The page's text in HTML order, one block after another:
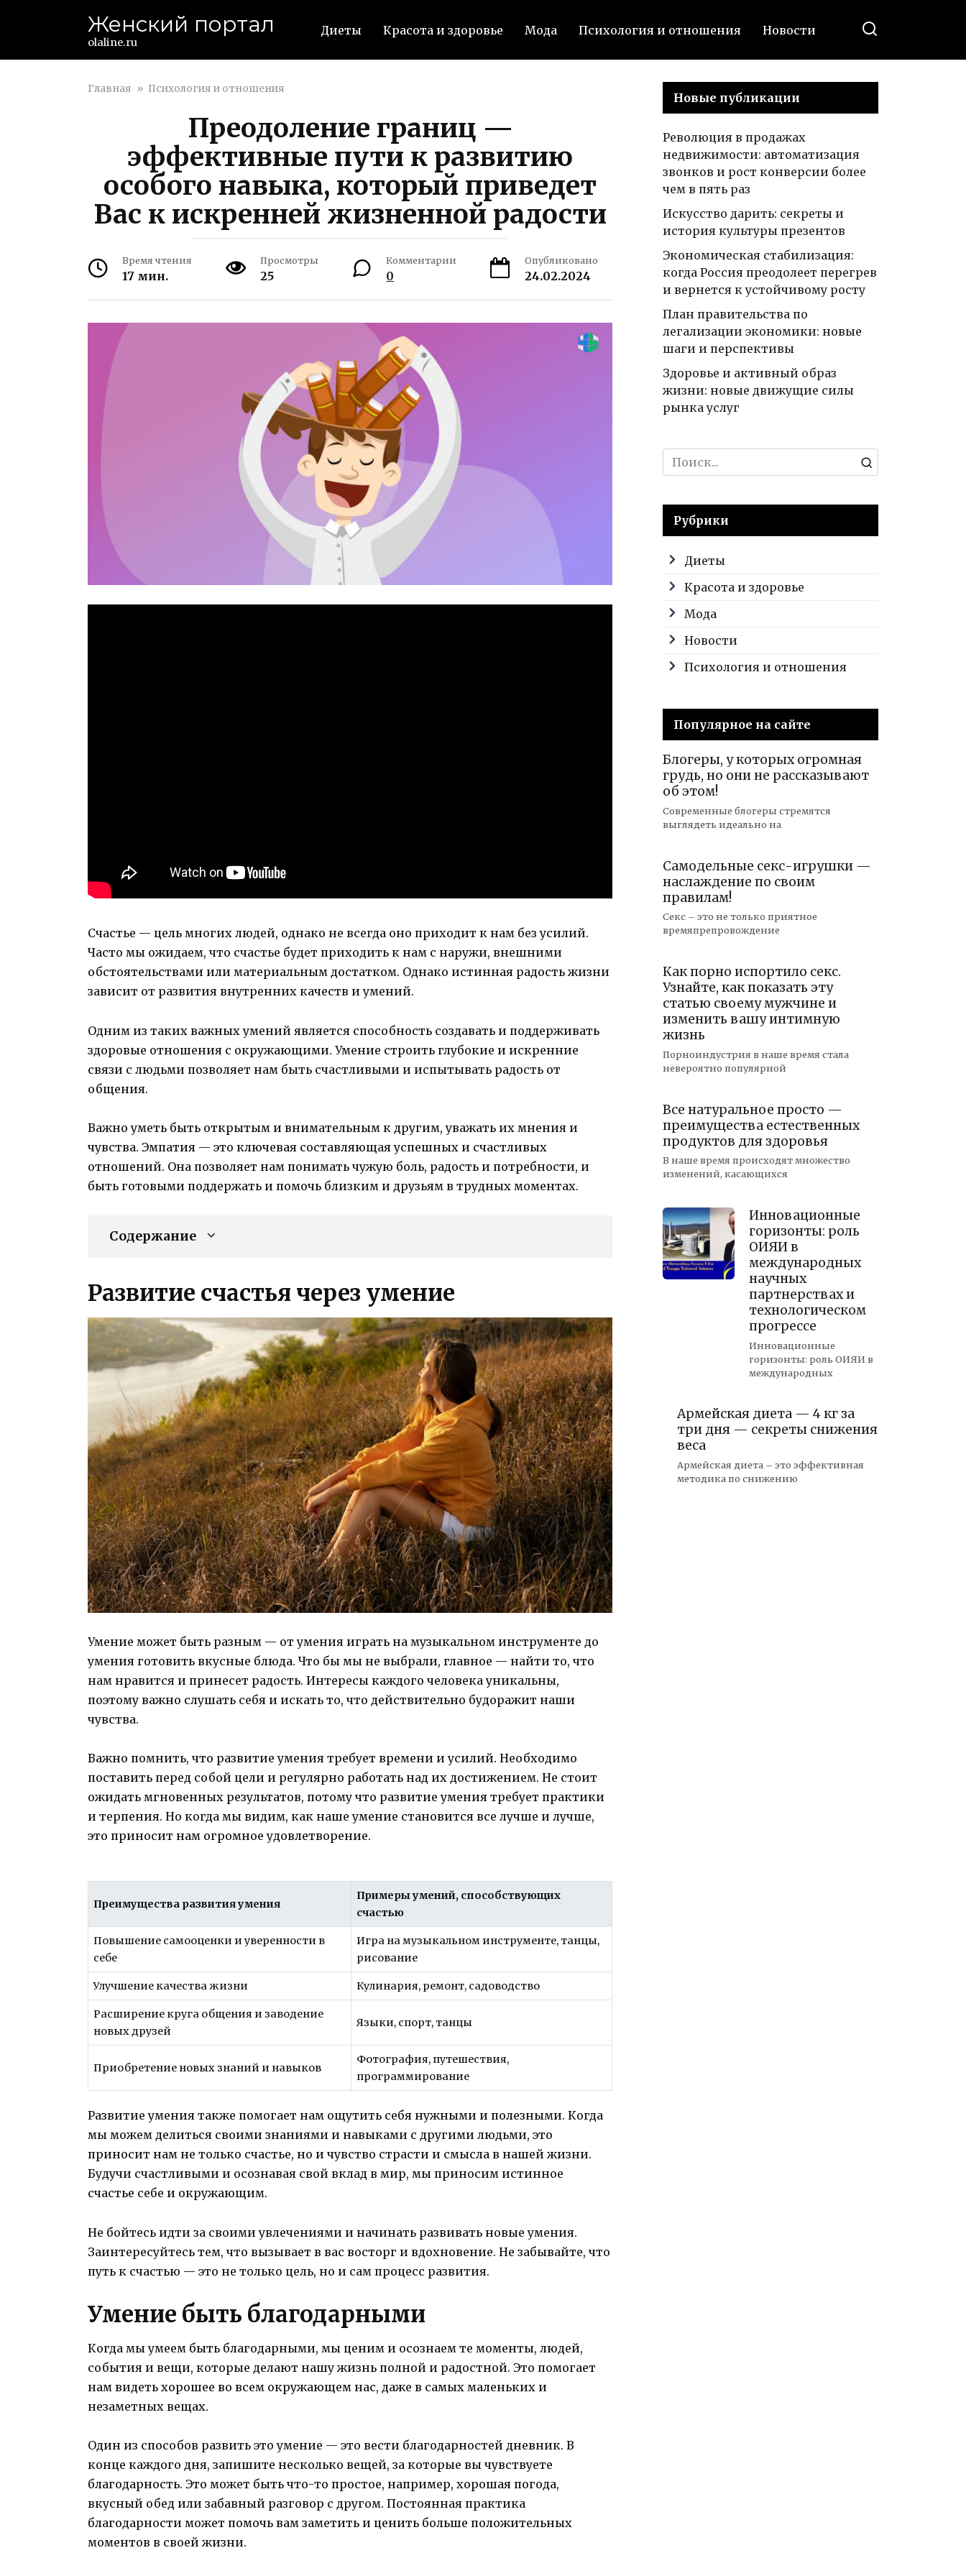
Женский портал
olaline.ru
Диеты Красота и здоровье Мода Психология и отношения Новости
Главная » Психология и отношения
Преодоление границ —
эффективные пути к развитию
особого навыка, который приведет
Вас к искренней жизненной радости
Время чтения
17 мин.
Просмотры
25
Комментарии
0
Опубликовано
24.02.2024
Счастье — цель многих людей, однако не всегда оно приходит к нам без усилий.
Часто мы ожидаем, что счастье будет приходить к нам с наружи, внешними
обстоятельствами или материальным достатком. Однако истинная радость жизни
зависит от развития внутренних качеств и умений.
Одним из таких важных умений является способность создавать и поддерживать
здоровые отношения с окружающими. Умение строить глубокие и искренние
связи с людьми позволяет нам быть счастливыми и испытывать радость от
общения.
Важно уметь быть открытым и внимательным к другим, уважать их мнения и
чувства. Эмпатия — это ключевая составляющая успешных и счастливых
отношений. Она позволяет нам понимать чужую боль, радость и потребности, и
быть готовыми поддержать и помочь близким и друзьям в трудных моментах.
Содержание
Развитие счастья через умение
Умение может быть разным — от умения играть на музыкальном инструменте до
умения готовить вкусные блюда. Что бы мы не выбрали, главное — найти то, что
нам нравится и принесет радость. Интересы каждого человека уникальны,
поэтому важно слушать себя и искать то, что действительно будоражит наши
чувства.
Важно помнить, что развитие умения требует времени и усилий. Необходимо
поставить перед собой цели и регулярно работать над их достижением. Не стоит
ожидать мгновенных результатов, потому что развитие умения требует практики
и терпения. Но когда мы видим, как наше умение становится все лучше и лучше,
это приносит нам огромное удовлетворение.
Преимущества развития умения
Примеры умений, способствующих
счастью
Повышение самооценки и уверенности в
себе
Игра на музыкальном инструменте, танцы,
рисование
Улучшение качества жизни Кулинария, ремонт, садоводство
Расширение круга общения и заводение
новых друзей
Языки, спорт, танцы
Приобретение новых знаний и навыков
Фотография, путешествия,
программирование
Развитие умения также помогает нам ощутить себя нужными и полезными. Когда
мы можем делиться своими знаниями и навыками с другими людьми, это
приносит нам не только счастье, но и чувство страсти и смысла в нашей жизни.
Будучи счастливыми и осознавая свой вклад в мир, мы приносим истинное
счастье себе и окружающим.
Не бойтесь идти за своими увлечениями и начинать развивать новые умения.
Заинтересуйтесь тем, что вызывает в вас восторг и вдохновение. Не забывайте, что
путь к счастью — это не только цель, но и сам процесс развития.
Умение быть благодарными
Когда мы умеем быть благодарными, мы ценим и осознаем те моменты, людей,
события и вещи, которые делают нашу жизнь полной и радостной. Это помогает
нам видеть хорошее во всем окружающем нас, даже в самых маленьких и
незаметных вещах.
Один из способов развить это умение — это вести благодарностей дневник. В
конце каждого дня, запишите несколько вещей, за которые вы чувствуете
благодарность. Это может быть что-то простое, например, хорошая погода,
вкусный обед или забавный разговор с другом. Постоянная практика
благодарности может помочь вам заметить и ценить больше положительных
моментов в своей жизни.
Новые публикации
Революция в продажах
недвижимости: автоматизация
звонков и рост конверсии более
чем в пять раз
Искусство дарить: секреты и
история культуры презентов
Экономическая стабилизация:
когда Россия преодолеет перегрев
и вернется к устойчивому росту
План правительства по
легализации экономики: новые
шаги и перспективы
Здоровье и активный образ
жизни: новые движущие силы
рынка услуг
Search
for:
Рубрики
Диеты
Красота и здоровье
Мода
Новости
Психология и отношения
Популярное на сайте
Блогеры, у которых огромная
грудь, но они не рассказывают
об этом!
Современные блогеры стремятся
выглядеть идеально на
Самодельные секс-игрушки —
наслаждение по своим
правилам!
Секс – это не только приятное
времяпрепровождение
Как порно испортило секс.
Узнайте, как показать эту
статью своему мужчине и
изменить вашу интимную
жизнь
Порноиндустрия в наше время стала
невероятно популярной
Все натуральное просто —
преимущества естественных
продуктов для здоровья
В наше время происходят множество
изменений, касающихся
Инновационные
горизонты: роль
ОИЯИ в
международных
научных
партнерствах и
технологическом
прогрессе
Инновационные
горизонты: роль ОИЯИ в
международных
Армейская диета — 4 кг за
три дня — секреты снижения
веса
Армейская диета – это эффективная
методика по снижению